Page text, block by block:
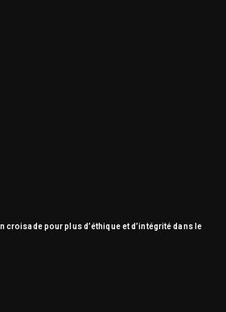
croisade pour plus d’éthique et d’intégrité dans le